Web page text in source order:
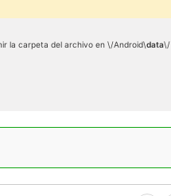
la carpeta del archivo en \/Android\data\/